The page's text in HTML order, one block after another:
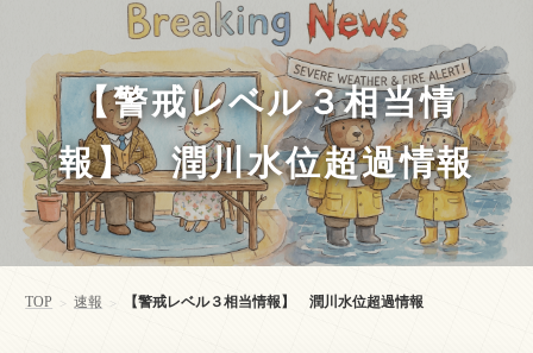
【警戒レベル３相当情
報】 潤川水位超過情報
TOP > 速報 > 【警戒レベル３相当情報】 潤川水位超過情報